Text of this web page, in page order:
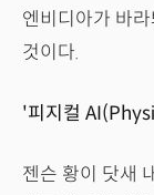
엔비디아가 바
것이다.
'피지컬
젠슨 황이 닷새